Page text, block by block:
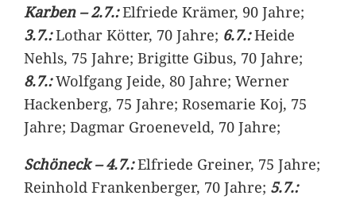
Karben – 2.7.:Elfriede Krämer, 90 Jahre;
3.7.:Lothar Kötter, 70 Jahre; 6.7.:Heide
Nehls, 75 Jahre; Brigitte Gibus, 70 Jahre;
8.7.:Wolfgang Jeide, 80 Jahre; Werner
Hackenberg, 75 Jahre; Rosemarie Koj, 75
Jahre; Dagmar Groeneveld, 70 Jahre;
Schöneck – 4.7.:Elfriede Greiner, 75 Jahre;
Reinhold Frankenberger, 70 Jahre; 5.7.: